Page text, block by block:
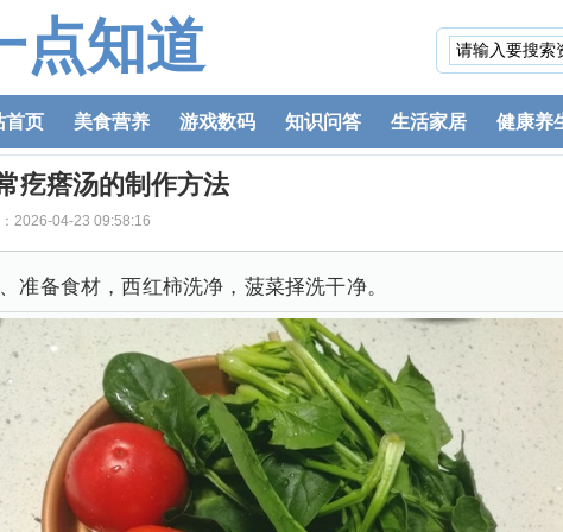
点知道
首页 美食营养 游戏数码 知识问答 生活家居 健康养
疙瘩汤的制作方法
2026-04-23 09:58:16
准备食材，西红柿洗净，菠菜择洗干净。